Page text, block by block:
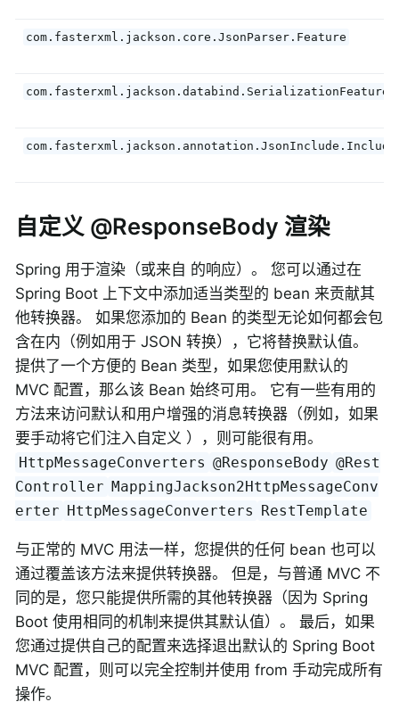
com.fasterxml.jackson.core.JsonParser.Feature
com.fasterxml.jackson.databind.SerializationFeature
com.fasterxml.jackson.annotation.JsonInclude.Include
自定义 @ResponseBody 渲染
Spring 用于渲染（或来自 的响应）。 您可以通过在
Spring Boot 上下文中添加适当类型的 bean 来贡献其
他转换器。 如果您添加的 Bean 的类型无论如何都会包
含在内（例如用于 JSON 转换），它将替换默认值。
提供了一个方便的 Bean 类型，如果您使用默认的
MVC 配置，那么该 Bean 始终可用。 它有一些有用的
方法来访问默认和用户增强的消息转换器（例如，如果
要手动将它们注入自定义 ），则可能很有用。
HttpMessageConverters @ResponseBody @Rest
Controller MappingJackson2HttpMessageConv
erter HttpMessageConverters RestTemplate
与正常的 MVC 用法一样，您提供的任何 bean 也可以
通过覆盖该方法来提供转换器。 但是，与普通 MVC 不
同的是，您只能提供所需的其他转换器（因为 Spring
Boot 使用相同的机制来提供其默认值）。 最后，如果
您通过提供自己的配置来选择退出默认的 Spring Boot
MVC 配置，则可以完全控制并使用 from 手动完成所有
操作。